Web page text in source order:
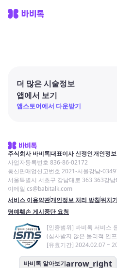
더 많은 시술정보
앱에서 보기
앱스토어에서 다운받기
주식회사 바비톡대표이사 신정인개인정
사업자등록번호 836-86-02172
통신판매업신고번호 2021-서울강남-
서울특별시 서초구 강남대로 363 363강
이메일 cs@babitalk.com
서비스 이용약관개인정보 처리 방침위치
명예훼손 게시중단 요청
[인증범위] 바비톡 서비스
(심사받지 않은 물리적 인
[유효기간] 2024.02.07 ~
바비톡 알아보기arrow_right